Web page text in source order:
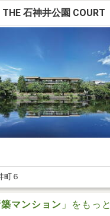
石神井公園 COURT
町６
マンション 」をもっ